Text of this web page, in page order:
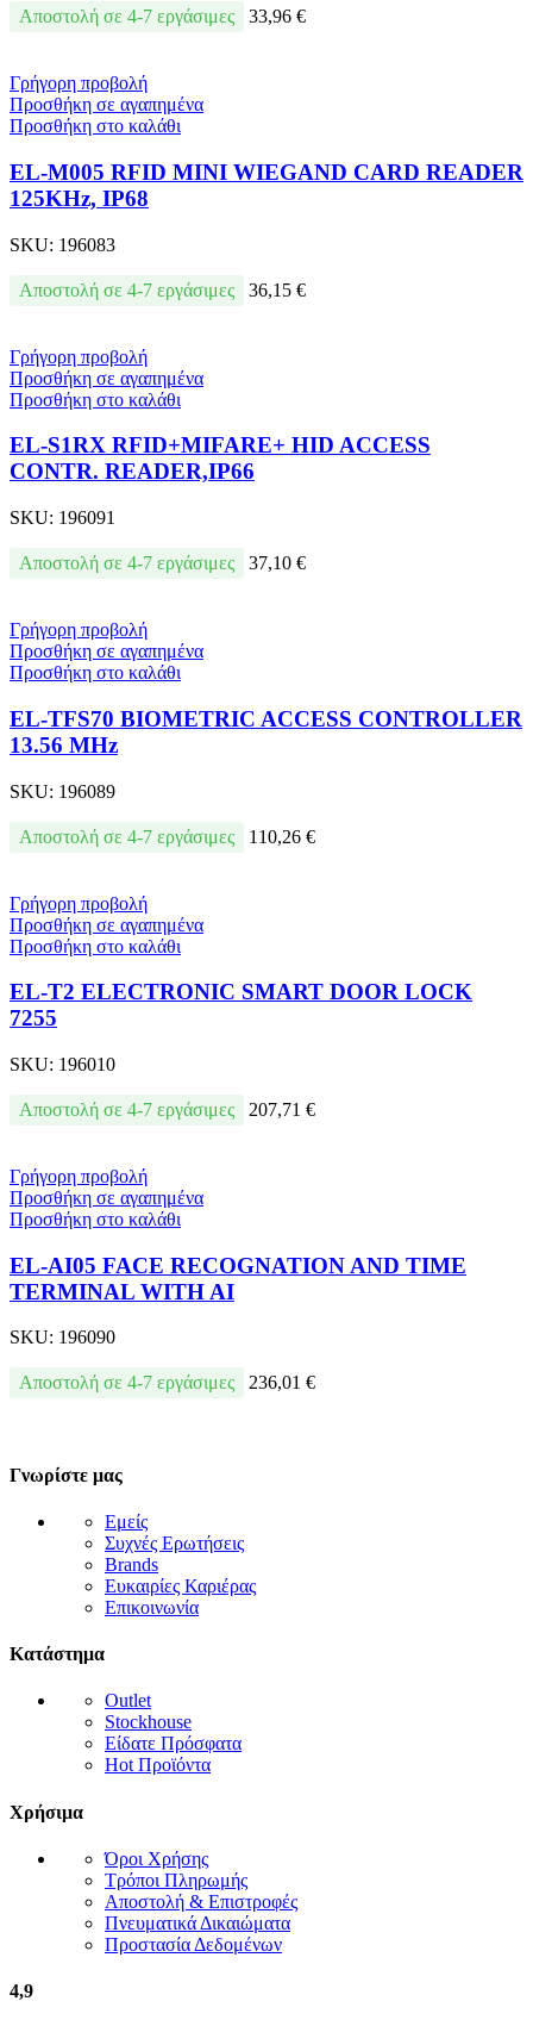
Αποστολή σε 4-7 εργάσιμες 33,96 €
Γρήγορη προβολή
Προσθήκη σε αγαπημένα
Προσθήκη στο καλάθι
EL-M005 RFID MINI WIEGAND CARD READER
125KHz, IP68
SKU: 196083
Αποστολή σε 4-7 εργάσιμες 36,15 €
Γρήγορη προβολή
Προσθήκη σε αγαπημένα
Προσθήκη στο καλάθι
EL-S1RX RFID+MIFARE+ HID ACCESS
CONTR. READER,IP66
SKU: 196091
Αποστολή σε 4-7 εργάσιμες 37,10 €
Γρήγορη προβολή
Προσθήκη σε αγαπημένα
Προσθήκη στο καλάθι
EL-TFS70 BIOMETRIC ACCESS CONTROLLER
13.56 MHz
SKU: 196089
Αποστολή σε 4-7 εργάσιμες 110,26 €
Γρήγορη προβολή
Προσθήκη σε αγαπημένα
Προσθήκη στο καλάθι
EL-T2 ELECTRONIC SMART DOOR LOCK
7255
SKU: 196010
Αποστολή σε 4-7 εργάσιμες 207,71 €
Γρήγορη προβολή
Προσθήκη σε αγαπημένα
Προσθήκη στο καλάθι
EL-AI05 FACE RECOGNATION AND TIME
TERMINAL WITH AI
SKU: 196090
Αποστολή σε 4-7 εργάσιμες 236,01 €
Γνωρίστε μας
Εμείς
Συχνές Ερωτήσεις
Brands
Ευκαιρίες Καριέρας
Επικοινωνία
Κατάστημα
Outlet
Stockhouse
Είδατε Πρόσφατα
Hot Προϊόντα
Χρήσιμα
Όροι Χρήσης
Τρόποι Πληρωμής
Αποστολή & Επιστροφές
Πνευματικά Δικαιώματα
Προστασία Δεδομένων
4,9